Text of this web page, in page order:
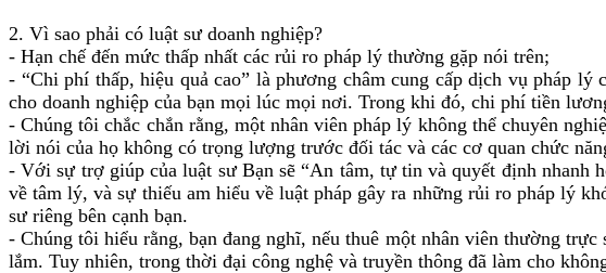
2. Vì sao phải có luật sư doanh nghiệp?
- Hạn chế đến mức thấp nhất các rủi ro pháp lý thường gặp nói trên;
- “Chi phí thấp, hiệu quả cao” là phương châm cung cấp dịch vụ pháp
cho doanh nghiệp của bạn mọi lúc mọi nơi. Trong khi đó, chi phí tiền
- Chúng tôi chắc chắn rằng, một nhân viên pháp lý không thể chuyên
lời nói của họ không có trọng lượng trước đối tác và các cơ quan chức
- Với sự trợ giúp của luật sư Bạn sẽ “An tâm, tự tin và quyết định nhanh
về tâm lý, và sự thiếu am hiểu về luật pháp gây ra những rủi ro pháp lý
sư riêng bên cạnh bạn.
- Chúng tôi hiểu rằng, bạn đang nghĩ, nếu thuê một nhân viên thường
lắm. Tuy nhiên, trong thời đại công nghệ và truyền thông đã làm cho